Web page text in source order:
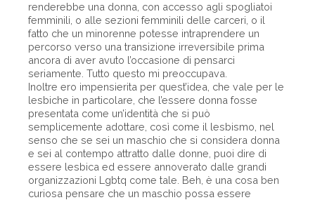
renderebbe una donna, con accesso agli spogliatoi
femminili, o alle sezioni femminili delle carceri, o il
fatto che un minorenne potesse intraprendere un
percorso verso una transizione irreversibile prima
ancora di aver avuto l’occasione di pensarci
seriamente. Tutto questo mi preoccupava.
Inoltre ero impensierita per quest’idea, che vale per le
lesbiche in particolare, che l’essere donna fosse
presentata come un’identità che si può
semplicemente adottare, così come il lesbismo, nel
senso che se sei un maschio che si considera donna
e sei al contempo attratto dalle donne, puoi dire di
essere lesbica ed essere annoverato dalle grandi
organizzazioni Lgbtq come tale. Beh, è una cosa ben
curiosa pensare che un maschio possa essere